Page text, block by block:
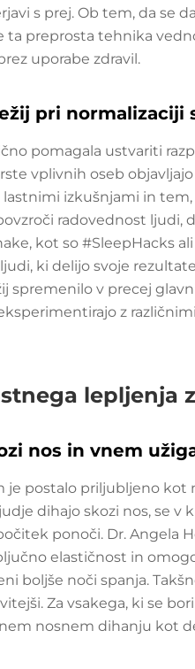
s prej. Ob tem, da se
ta preprosta tehnika
uporabe zdravil.
pri normalizaciji
pomagala ustvariti
vplivnih oseb
izkušnjami in tem,
radovednost ljudi,
kot so #SleepHacks
ki delijo svoje
spremenilo v precej
z
lepljenja
nos in vnem
je postalo priljubljeno kot
dihajo skozi nos, se v
ponoči. Dr. Angela
elastičnost in
boljše noči spanja.
Za vsakega, ki se
nosnem dihanju kot